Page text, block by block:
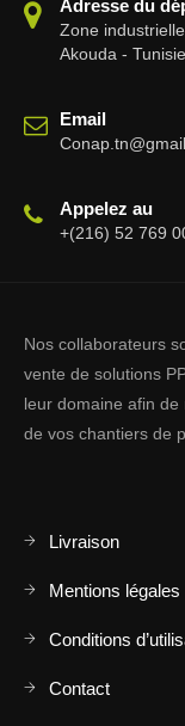
Adresse du
Zone
Akouda - Tunisie
Email
Appelez au
+(216) 52 769
Nos collaborateurs
vente de solutions
leur domaine afin
de vos chantiers de
Livraison
Mentions légales
Conditions
Contact